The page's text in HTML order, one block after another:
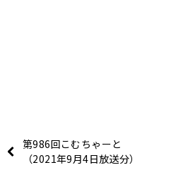
第986回こむちゃーと
（2021年9月4日放送分）